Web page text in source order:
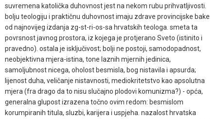
suvremena katolička duhovnost jest na nekom rubu prihvatljivosti.
bolju teologiju i praktičnu duhovnost imaju zdrave provincijske bake
od najnovijeg izdanja zg-st-ri-os-sa hrvatskih teologa. smeta ta
povrsnost javnog prostora, iz kojega je protjerano Sveto (istinito i
pravedno). ostala je isključivost; bolji ne postoji, samodopadnost,
neobjektivna mjera-istina, tone laznih mjernih jedinica,
samoljubnost nicega, oholost besmisla, bog nistavila i apsurda;
lijenost duha, veličanje nistavnosti, mediokritetstvo kao apsolutna
mjera (fra drago da to nisu slučajno plodovi komunizma?) - opća,
generalna glupost izrazena točno ovim redom: besmislom
korumpiranih titula, sluzbi, karijera i uspjeha. nazalost hrvatska